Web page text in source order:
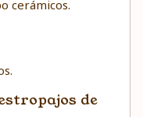
cerámicos.
de